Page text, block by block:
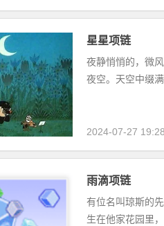
星星项链
夜静悄悄的，微
夜空。天空中缀
2024-07-27
雨滴项链
有位名叫琼斯的
生在他家花园里